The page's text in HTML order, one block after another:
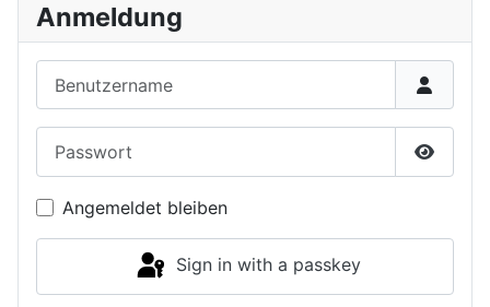
Anmeldung
Show
Angemeldet bleiben
Sign in with a passkey